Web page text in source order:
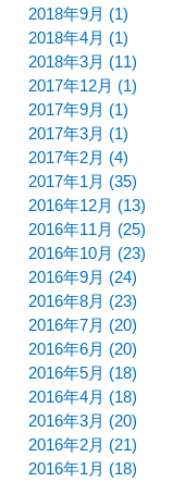
2018年9月 (1)
2018年4月 (1)
2018年3月 (11)
2017年12月 (1)
2017年9月 (1)
2017年3月 (1)
2017年2月 (4)
2017年1月 (35)
2016年12月 (13)
2016年11月 (25)
2016年10月 (23)
2016年9月 (24)
2016年8月 (23)
2016年7月 (20)
2016年6月 (20)
2016年5月 (18)
2016年4月 (18)
2016年3月 (20)
2016年2月 (21)
2016年1月 (18)